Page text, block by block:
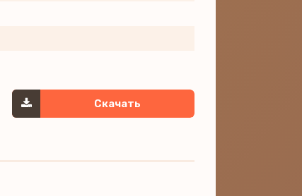
Скачать